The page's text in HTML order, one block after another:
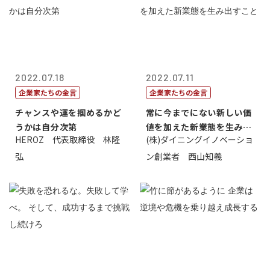
2022.07.18
企業家たちの金言
チャンスや運を掴めるかど
うかは自分次第
HEROZ 代表取締役 林隆
弘
2022.07.11
企業家たちの金言
常に今までにない新しい価
値を加えた新業態を生み出
すこと
(株)ダイニングイノベーショ
ン創業者 西山知義